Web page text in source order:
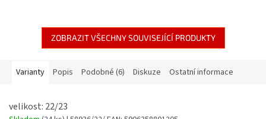
ZOBRAZIT VŠECHNY SOUVISEJÍCÍ PRODUKTY
Varianty Popis Podobné (6) Diskuze Ostatní informace
velikost: 22/23